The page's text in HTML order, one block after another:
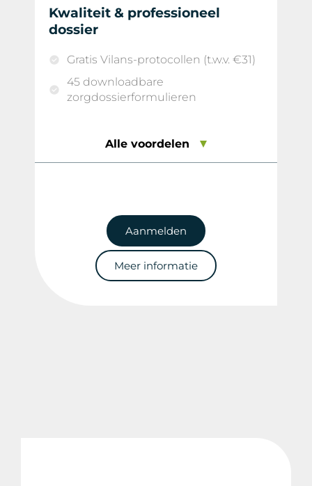
Kwaliteit & professioneel
dossier
Gratis Vilans-protocollen (t.w.v. €31)
45 downloadbare
zorgdossierformulieren
Alle voordelen
Aanmelden
Meer informatie